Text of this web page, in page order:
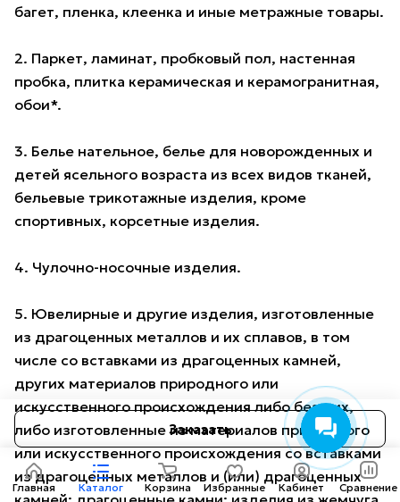
Заказать
багет, пленка, клеенка и иные метражные товары.
2. Паркет, ламинат, пробковый пол, настенная
пробка, плитка керамическая и керамогранитная,
обои*.
3. Белье нательное, белье для новорожденных и
детей ясельного возраста из всех видов тканей,
бельевые трикотажные изделия, кроме
спортивных, корсетные изделия.
4. Чулочно-носочные изделия.
5. Ювелирные и другие изделия, изготовленные
из драгоценных металлов и их сплавов, в том
числе со вставками из драгоценных камней,
других материалов природного или
искусственного происхождения либо без них,
либо изготовленные из материалов природного
или искусственного происхождения со вставками
из драгоценных металлов и (или) драгоценных